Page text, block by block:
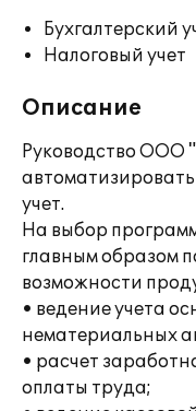
Бухгалтерский
Налоговый учет
Описание
Руководство ООО
учет.
На выбор
главным образом
возможности
• ведение учета
нематериальных
• расчет
оплаты труда;